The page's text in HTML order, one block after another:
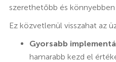
szerethetőbb és
Ez közvetlenül visszahat az
Gyorsabb
hamarabb kezd el